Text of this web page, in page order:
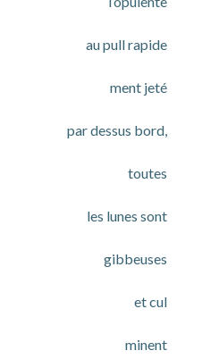
au pull rapide
ment jeté
par dessus bord,
toutes
les lunes sont
gibbeuses
et cul
minent